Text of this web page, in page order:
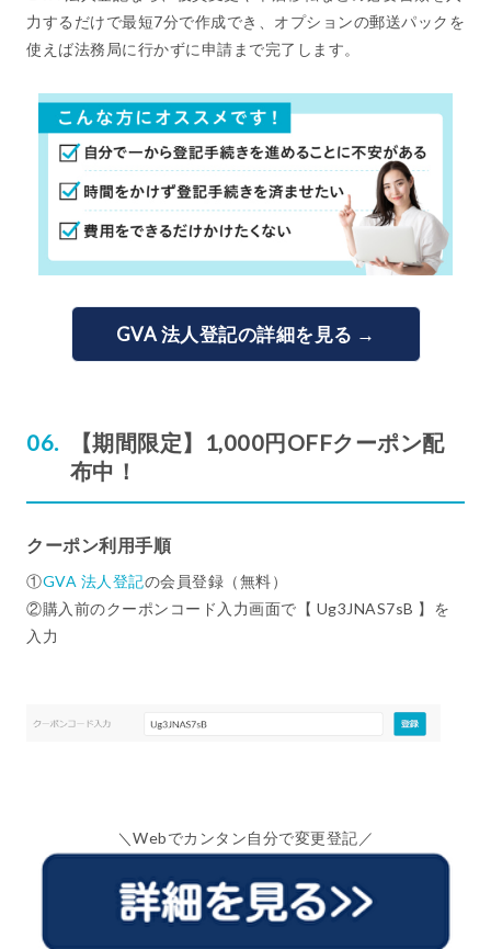
力するだけで最短7分で作成でき、オプションの郵送パックを
使えば法務局に行かずに申請まで完了します。
GVA 法人登記の詳細を見る →
【期間限定】1,000円OFFクーポン配
布中！
クーポン利用手順
①GVA 法人登記の会員登録（無料）
②購入前のクーポンコード入力画面で【 Ug3JNAS7sB 】を
入力
＼Webでカンタン自分で変更登記／